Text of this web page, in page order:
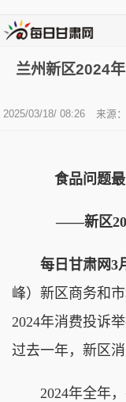
兰州新区2024
2025/03/18/ 08:26 来源
食品问题
——新区
每日甘肃网3
峰）新区商务和
2024年消费投诉
过去一年，新区
2024年全年，